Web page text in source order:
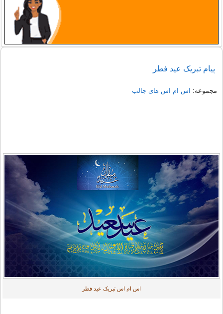
پیام تبریک عید فطر
مجموعه: اس ام اس های جالب
اس ام اس تبریک عید فطر